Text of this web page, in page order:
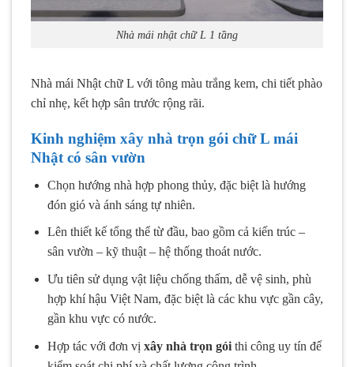
Nhà mái nhật chữ L 1 tầng
Nhà mái Nhật chữ L với tông màu trắng kem, chi tiết phào
chỉ nhẹ, kết hợp sân trước rộng rãi.
Kinh nghiệm xây nhà trọn gói chữ L mái
Nhật có sân vườn
Chọn hướng nhà hợp phong thủy, đặc biệt là hướng
đón gió và ánh sáng tự nhiên.
Lên thiết kế tổng thể từ đầu, bao gồm cả kiến trúc –
sân vườn – kỹ thuật – hệ thống thoát nước.
Ưu tiên sử dụng vật liệu chống thấm, dễ vệ sinh, phù
hợp khí hậu Việt Nam, đặc biệt là các khu vực gần cây,
gần khu vực có nước.
Hợp tác với đơn vị xây nhà trọn góithi công uy tín để